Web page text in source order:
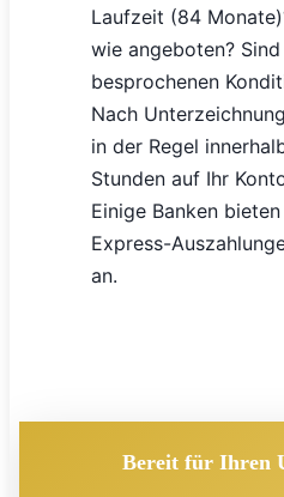
Laufzeit (84
wie angeboten?
besprochenen
Nach
in der Regel
Stunden auf Ihr
Einige Banken
Express-
an.
Bereit für Ihren